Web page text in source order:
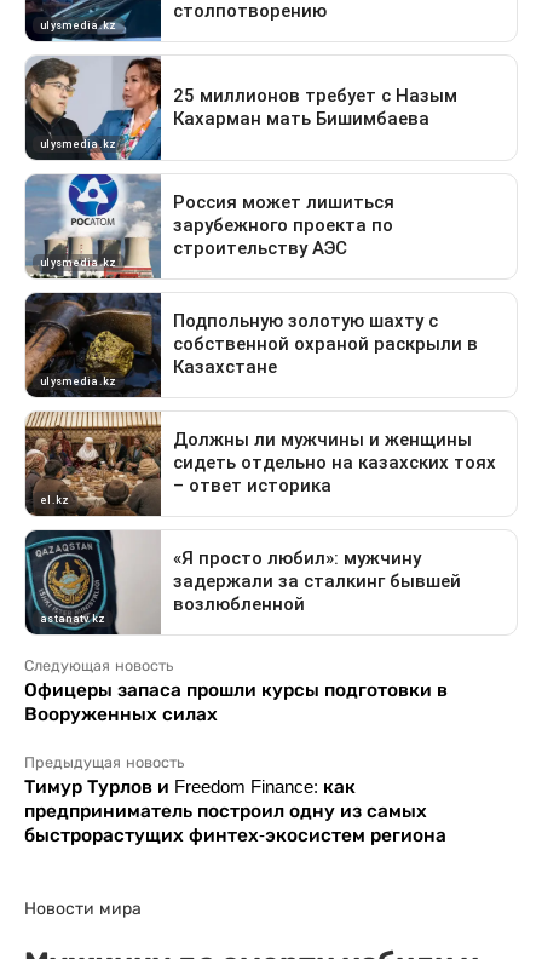
Следующая новость
Офицеры запаса прошли курсы подготовки в
Вооруженных силах
Предыдущая новость
Тимур Турлов и Freedom Finance: как
предприниматель построил одну из самых
быстрорастущих финтех-экосистем региона
Новости мира